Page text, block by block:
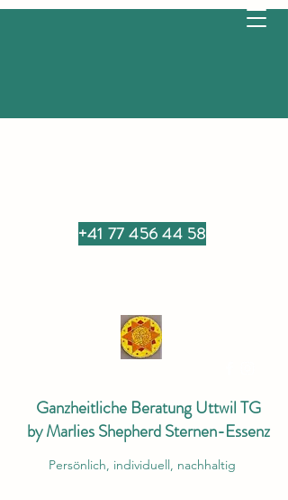
Ganzheitliche Beratung Uttwil TG
by Marlies Shepherd Sternen-Essenz
Persönlich, individuell, nachhaltig
+41 77 456 44 58